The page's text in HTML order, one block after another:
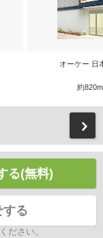
オーケー 日
約
る(無料)
する
ださい。